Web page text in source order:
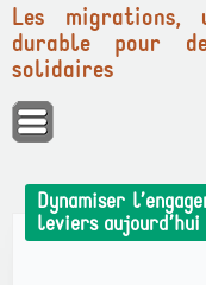
Panneau de gestion des
Les migrations,
durable pour
solidaires
Dynamiser
leviers aujourd’hui